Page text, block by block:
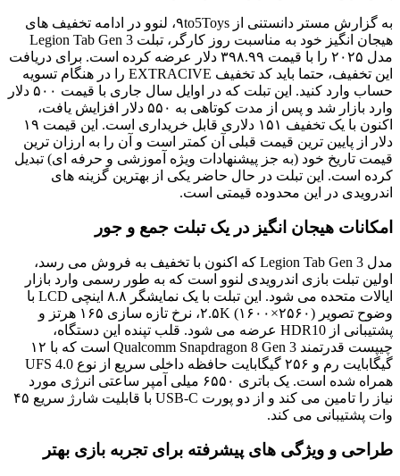
به گزارش مستر دانستنی از ۹to5Toys، لنوو در ادامه تخفیف های
هیجان انگیز خود به مناسبت روز کارگر، تبلت Legion Tab Gen 3
مدل ۲۰۲۵ را با قیمت ۳۹۸.۹۹ دلار عرضه کرده است. برای دریافت
این تخفیف، حتما باید کد تخفیف EXTRACIVE را در هنگام تسویه
حساب وارد کنید. این تبلت که در اوایل سال جاری با قیمت ۵۰۰ دلار
وارد بازار شد و پس از مدت کوتاهی به ۵۵۰ دلار افزایش یافت،
اکنون با یک تخفیف ۱۵۱ دلاری قابل خریداری است. این قیمت ۱۹
دلار از پایین ترین قیمت قبلی آن کمتر است و آن را به ارزان ترین
قیمت تاریخ خود (به جز پیشنهادات ویژه آموزشی و حرفه ای) تبدیل
کرده است. این تبلت در حال حاضر یکی از بهترین گزینه های
اندرویدی در این محدوده قیمتی است.
امکانات هیجان انگیز در یک تبلت جمع و جور
مدل Legion Tab Gen 3 که اکنون با تخفیف به فروش می رسد،
اولین تبلت بازی اندرویدی لنوو است که به طور رسمی وارد بازار
ایالات متحده می شود. این تبلت با یک نمایشگر ۸.۸ اینچی LCD با
وضوح تصویر ۲.۵K (۱۶۰۰×۲۵۶۰)، نرخ تازه سازی ۱۶۵ هرتز و
پشتیبانی از HDR10 عرضه می شود. قلب تپنده این دستگاه،
چیپست قدرتمند Qualcomm Snapdragon 8 Gen 3 است که با ۱۲
گیگابایت رم و ۲۵۶ گیگابایت حافظه داخلی سریع از نوع UFS 4.0
همراه شده است. یک باتری ۶۵۵۰ میلی آمپر ساعتی انرژی مورد
نیاز را تامین می کند و از دو پورت USB-C با قابلیت شارژ سریع ۴۵
وات پشتیبانی می کند.
طراحی و ویژگی های پیشرفته برای تجربه بازی بهتر